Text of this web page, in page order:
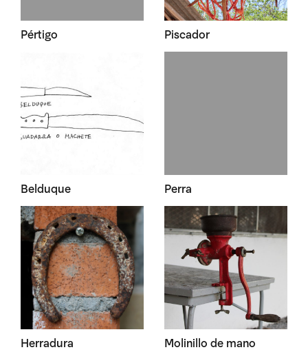
Pértigo Piscador
Belduque Perra
Herradura Molinillo de mano